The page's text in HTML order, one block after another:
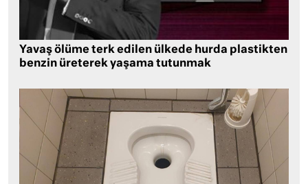
Yavaş ölüme terk edilen ülkede hurda plastikten
benzin üreterek yaşama tutunmak